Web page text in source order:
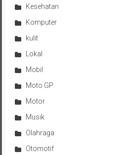
Kesehatan
Komputer
kulit
Lokal
Mobil
Moto GP
Motor
Musik
Olahraga
Otomotif